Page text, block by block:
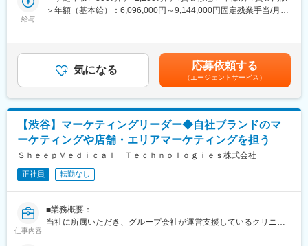
■業務の魅力
そのため、「来院率」や「契約率」、売上といった事業の根幹デ
ータまで把握したマーケティングが可能です。
そのデータを武器に、事業収益に直結する本質的な分析・施策を
立案し、自分の運用でクリニックのリードが増え、契約数が伸
び、売上が上がっていくという手触り感を感じられる業務です。
変更の範囲：会社の定める業務
※立案した戦略を軸に事業計画の立案から実行までをお任せしま
メントをお任せします。
矯正器具の製造・販売を行っています。
キレイライン矯正は、美容クリニックや大手脱毛クリニックの立
ち上げを行った医師でもある当社CEOと、業界で名前の知られる
マーケティング会社の代表がタッグを組み「矯正を通じて笑顔に
なる人を増やしたい」という志によって生まれたブランドです。
『高額でハードルが高い』という従来のイメージを変え、多くの
方の歯の悩みを解決したいとブランドを育ててきた結果、既に10
万人以上の患者様が笑顔になるお手伝いをしてきました。
2022年6月にマーケティングに特化した子会社である
SheepMedical Technologies株式会社を設立、また同年9月にはク
給与
＞年額（基本給）：6,096,000円～9,144,000円固定残業手当/月：
金はあくまでも目安の金額であり、選考を通じて上下する可能性
があります。月給(月額)は固定手当を含めた表記です。
気になる 応募依頼する
（エージェントサービス）
【渋谷】マーケティングリーダー◆自社ブランドのマ
ーケティングや店舗・エリアマーケティングを担う
ＳｈｅｅｐＭｅｄｉｃａｌ Ｔｅｃｈｎｏｌｏｇｉｅｓ株式会社
正社員 転勤なし
仕事内容
■業務概要：
当社に所属いただき、グループ会社が運営支援しているクリニッ